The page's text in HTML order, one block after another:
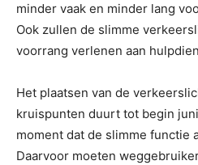
minder vaak en minder lang
Ook zullen de slimme
voorrang verlenen aan
Het plaatsen van de
kruispunten duurt tot begin
moment dat de slimme functie
Daarvoor moeten